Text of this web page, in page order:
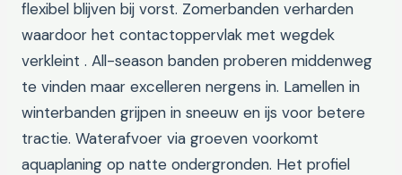
flexibel blijven bij vorst. Zomerbanden verharden
waardoor het contactoppervlak met wegdek
verkleint . All-season banden proberen middenweg
te vinden maar excelleren nergens in. Lamellen in
winterbanden grijpen in sneeuw en ijs voor betere
tractie. Waterafvoer via groeven voorkomt
aquaplaning op natte ondergronden. Het profiel